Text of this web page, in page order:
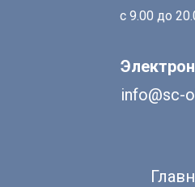
с 9.00 до
info@sc-